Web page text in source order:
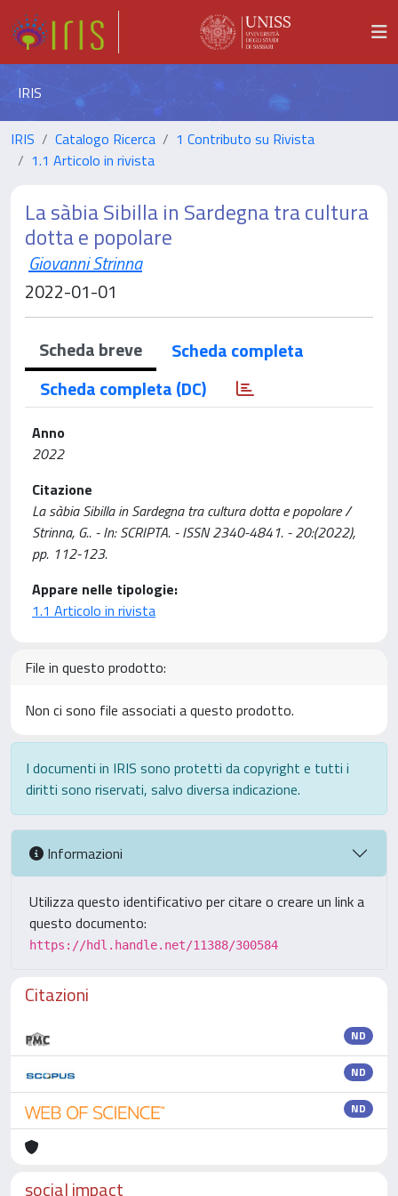
IRIS
IRIS Catalogo Ricerca
1 Contributo su Rivista
1.1 Articolo in rivista
La sàbia Sibilla in Sardegna tra cultura
dotta e popolare
Giovanni Strinna
2022-01-01
Scheda breve
Scheda completa
Scheda completa (DC)
Anno
2022
Citazione
La sàbia Sibilla in Sardegna tra cultura dotta e popolare /
Strinna, G.. - In: SCRIPTA. - ISSN 2340-4841. - 20:(2022),
pp. 112-123.
Appare nelle tipologie:
1.1 Articolo in rivista
File in questo prodotto:
Non ci sono file associati a questo prodotto.
I documenti in IRIS sono protetti da copyright e tutti i
diritti sono riservati, salvo diversa indicazione.
Informazioni
Utilizza questo identificativo per citare o creare un link a
questo documento:
https://hdl.handle.net/11388/300584
Citazioni
ND
ND
ND
social impact